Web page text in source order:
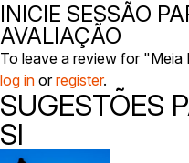
INICIE SESSÃO
AVALIAÇÃO
To leave a review for
log in orregister.
SUGESTÕES
SI